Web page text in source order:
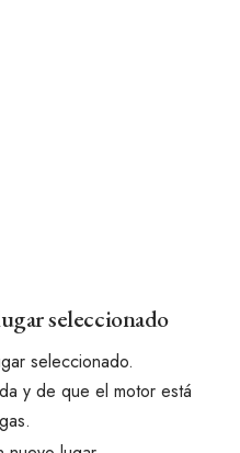
seleccionado
seleccionado.
y de que el motor está